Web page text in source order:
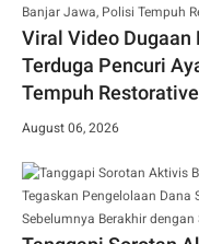
Viral Video Dugaan
Terduga Pencuri
Tempuh
August 06, 2026